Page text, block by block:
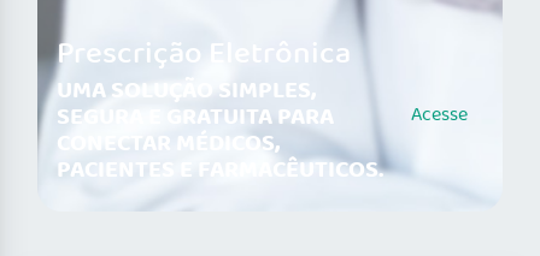
Prescrição Eletrônica
UMA SOLUÇÃO SIMPLES,
SEGURA E GRATUITA PARA
CONECTAR MÉDICOS,
PACIENTES E FARMACÊUTICOS.
Acesse